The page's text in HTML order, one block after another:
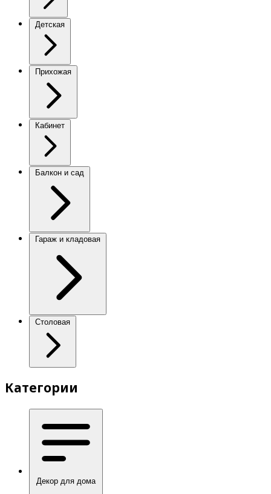
Детская
Прихожая
Кабинет
Балкон и сад
Гараж и кладовая
Столовая
Категории
Декор для дома